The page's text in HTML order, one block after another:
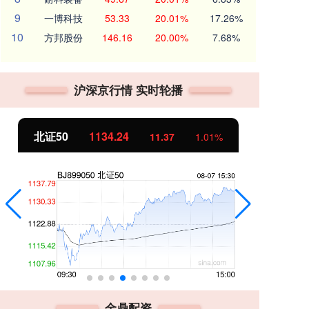
9 一博科技 53.33 20.01% 17.26%
10 方邦股份 146.16 20.00% 7.68%
沪深京行情 实时轮播
北证50 1134.24 11.37 1.01%